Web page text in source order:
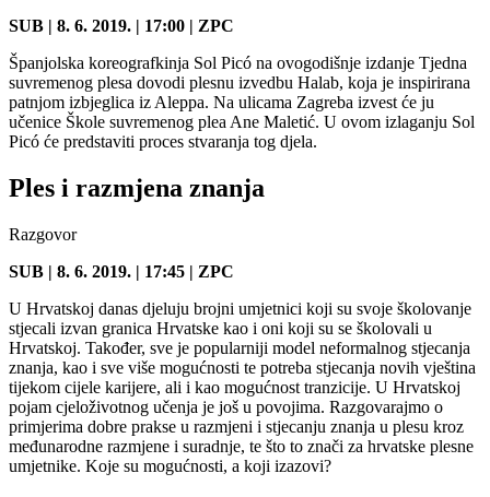
SUB | 8. 6. 2019. | 17:00 | ZPC
Španjolska koreografkinja Sol Picó na ovogodišnje izdanje Tjedna
suvremenog plesa dovodi plesnu izvedbu Halab, koja je inspirirana
patnjom izbjeglica iz Aleppa. Na ulicama Zagreba izvest će ju
učenice Škole suvremenog plea Ane Maletić. U ovom izlaganju Sol
Picó će predstaviti proces stvaranja tog djela.
Ples i razmjena znanja
Razgovor
SUB | 8. 6. 2019. | 17:45 | ZPC
U Hrvatskoj danas djeluju brojni umjetnici koji su svoje školovanje
stjecali izvan granica Hrvatske kao i oni koji su se školovali u
Hrvatskoj. Također, sve je popularniji model neformalnog stjecanja
znanja, kao i sve više mogućnosti te potreba stjecanja novih vještina
tijekom cijele karijere, ali i kao mogućnost tranzicije. U Hrvatskoj
pojam cjeloživotnog učenja je još u povojima. Razgovarajmo o
primjerima dobre prakse u razmjeni i stjecanju znanja u plesu kroz
međunarodne razmjene i suradnje, te što to znači za hrvatske plesne
umjetnike. Koje su mogućnosti, a koji izazovi?